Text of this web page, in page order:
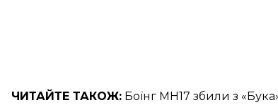
ЧИТАЙТЕ ТАКОЖ: Боїнг МН17 збили з